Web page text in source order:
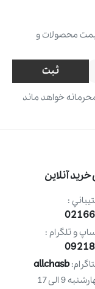
محصولات و
ثبت
خواهد ماند
آنلاین
:
و تلگرام :
allchasb
9 الی 17